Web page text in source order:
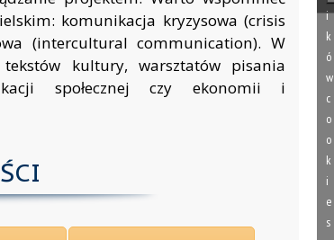
komunikacja kryzysowa (crisis
(intercultural communication). W
kultury, warsztatów pisania
społecznej czy ekonomii i
i
k
ó
w
c
o
o
k
i
e
s